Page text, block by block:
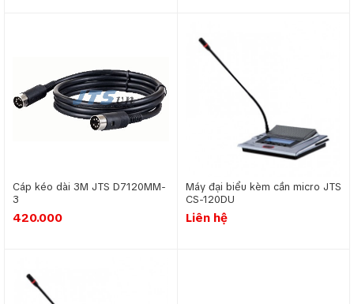
Cáp kéo dài 3M JTS D7120MM-
3
420.000
Máy đại biểu kèm cần micro JTS
CS-120DU
Liên hệ